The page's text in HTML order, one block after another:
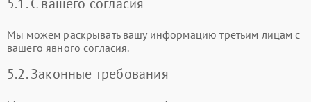
5.1. С вашего согласия
Мы можем раскрывать вашу информацию третьим лицам с
вашего явного согласия.
5.2. Законные требования